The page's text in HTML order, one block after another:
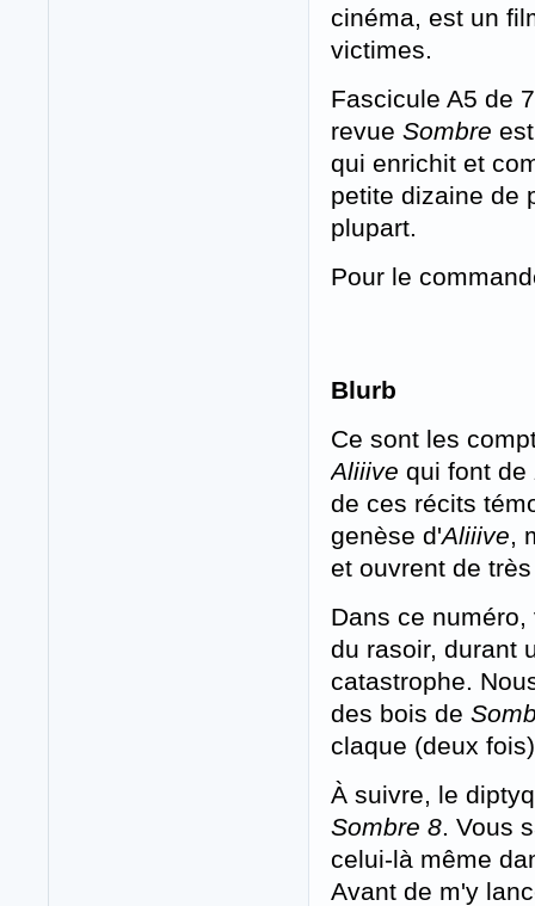
cinéma, est un
victimes.
Fascicule A5 de
revue Sombre
qui enrichit et
petite dizaine de
plupart.
Pour le
Blurb
Ce sont les
Aliiive qui font de
de ces récits
genèse d'Aliiive,
et ouvrent de
Dans ce
du rasoir, durant
catastrophe.
des bois de
claque (deux
À suivre, le
Sombre 8. Vous
celui-là même
Avant de m'y